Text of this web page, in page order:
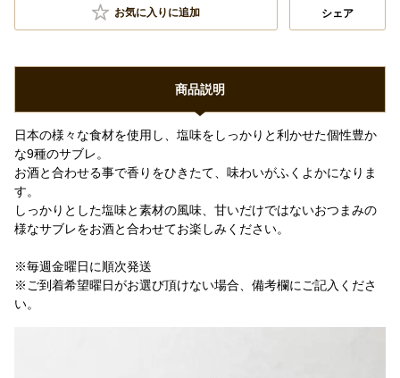
お気に入りに追加 シェア
商品説明
日本の様々な食材を使用し、塩味をしっかりと利かせた個性豊か
な9種のサブレ。
お酒と合わせる事で香りをひきたて、味わいがふくよかになりま
す。
しっかりとした塩味と素材の風味、甘いだけではないおつまみの
様なサブレをお酒と合わせてお楽しみください。
※毎週金曜日に順次発送
※ご到着希望曜日がお選び頂けない場合、備考欄にご記入くださ
い。